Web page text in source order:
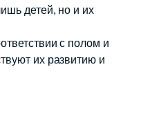
детей, но и их
с полом и
их развитию и